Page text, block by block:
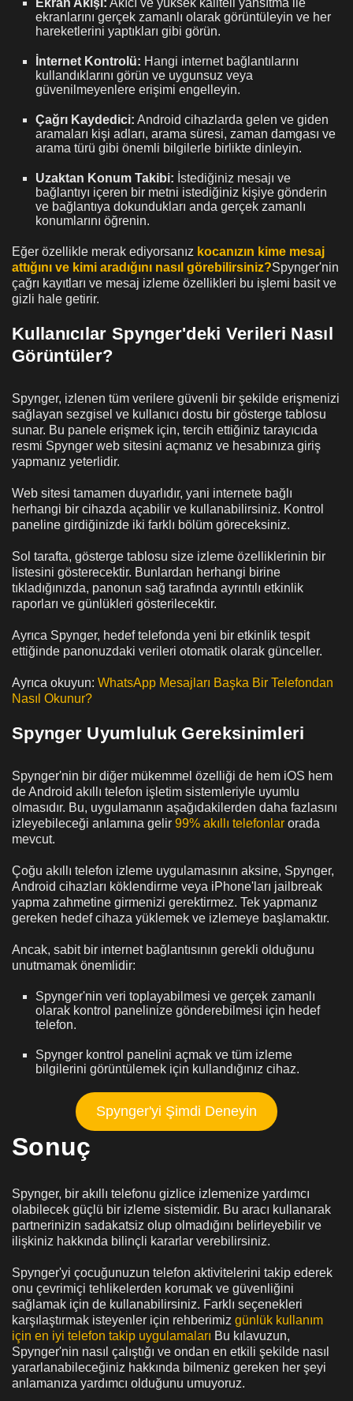
ekranlarını gerçek zamanlı olarak görüntüleyin ve her
hareketlerini yaptıkları gibi görün.
İnternet Kontrolü: Hangi internet bağlantılarını
kullandıklarını görün ve uygunsuz veya
güvenilmeyenlere erişimi engelleyin.
Çağrı Kaydedici: Android cihazlarda gelen ve giden
aramaları kişi adları, arama süresi, zaman damgası ve
arama türü gibi önemli bilgilerle birlikte dinleyin.
Uzaktan Konum Takibi: İstediğiniz mesajı ve
bağlantıyı içeren bir metni istediğiniz kişiye gönderin
ve bağlantıya dokundukları anda gerçek zamanlı
konumlarını öğrenin.
Eğer özellikle merak ediyorsanız kocanızın kime mesaj
attığını ve kimi aradığını nasıl görebilirsiniz?Spynger'nin
çağrı kayıtları ve mesaj izleme özellikleri bu işlemi basit ve
gizli hale getirir.
Kullanıcılar Spynger'deki Verileri Nasıl
Görüntüler?
Spynger, izlenen tüm verilere güvenli bir şekilde erişmenizi
sağlayan sezgisel ve kullanıcı dostu bir gösterge tablosu
sunar. Bu panele erişmek için, tercih ettiğiniz tarayıcıda
resmi Spynger web sitesini açmanız ve hesabınıza giriş
yapmanız yeterlidir.
Web sitesi tamamen duyarlıdır, yani internete bağlı
herhangi bir cihazda açabilir ve kullanabilirsiniz. Kontrol
paneline girdiğinizde iki farklı bölüm göreceksiniz.
Sol tarafta, gösterge tablosu size izleme özelliklerinin bir
listesini gösterecektir. Bunlardan herhangi birine
tıkladığınızda, panonun sağ tarafında ayrıntılı etkinlik
raporları ve günlükleri gösterilecektir.
Ayrıca Spynger, hedef telefonda yeni bir etkinlik tespit
ettiğinde panonuzdaki verileri otomatik olarak günceller.
Ayrıca okuyun: WhatsApp Mesajları Başka Bir Telefondan
Nasıl Okunur?
Spynger Uyumluluk Gereksinimleri
Spynger'nin bir diğer mükemmel özelliği de hem iOS hem
de Android akıllı telefon işletim sistemleriyle uyumlu
olmasıdır. Bu, uygulamanın aşağıdakilerden daha fazlasını
izleyebileceği anlamına gelir 99% akıllı telefonlar orada
mevcut.
Çoğu akıllı telefon izleme uygulamasının aksine, Spynger,
Android cihazları köklendirme veya iPhone'ları jailbreak
yapma zahmetine girmenizi gerektirmez. Tek yapmanız
gereken hedef cihaza yüklemek ve izlemeye başlamaktır.
Ancak, sabit bir internet bağlantısının gerekli olduğunu
unutmamak önemlidir:
Spynger'nin veri toplayabilmesi ve gerçek zamanlı
olarak kontrol panelinize gönderebilmesi için hedef
telefon.
Spynger kontrol panelini açmak ve tüm izleme
bilgilerini görüntülemek için kullandığınız cihaz.
Spynger'yi Şimdi Deneyin
Sonuç
Spynger, bir akıllı telefonu gizlice izlemenize yardımcı
olabilecek güçlü bir izleme sistemidir. Bu aracı kullanarak
partnerinizin sadakatsiz olup olmadığını belirleyebilir ve
ilişkiniz hakkında bilinçli kararlar verebilirsiniz.
Spynger'yi çocuğunuzun telefon aktivitelerini takip ederek
onu çevrimiçi tehlikelerden korumak ve güvenliğini
sağlamak için de kullanabilirsiniz. Farklı seçenekleri
karşılaştırmak isteyenler için rehberimiz günlük kullanım
için en iyi telefon takip uygulamaları Bu kılavuzun,
Spynger'nin nasıl çalıştığı ve ondan en etkili şekilde nasıl
yararlanabileceğiniz hakkında bilmeniz gereken her şeyi
anlamanıza yardımcı olduğunu umuyoruz.